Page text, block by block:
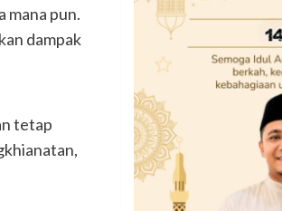
mana pun.
dampak
tetap